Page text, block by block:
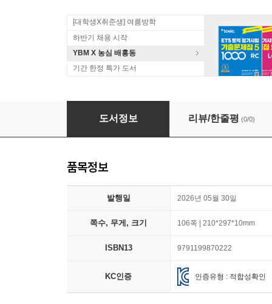
[대학생X취준생] 여름방학
하반기 채용 시작
YBM X 농심 배홍동
기간 한정 특가 도서
일단 써봐 한자 6급(하)
도서정보 리뷰/한줄평 (0/0)
품목정보
발행일 2026년 05월 30일
쪽수, 무게, 크기 106쪽 | 210*297*10mm
ISBN13 9791199870222
KC인증 인증유형 : 적합성확인